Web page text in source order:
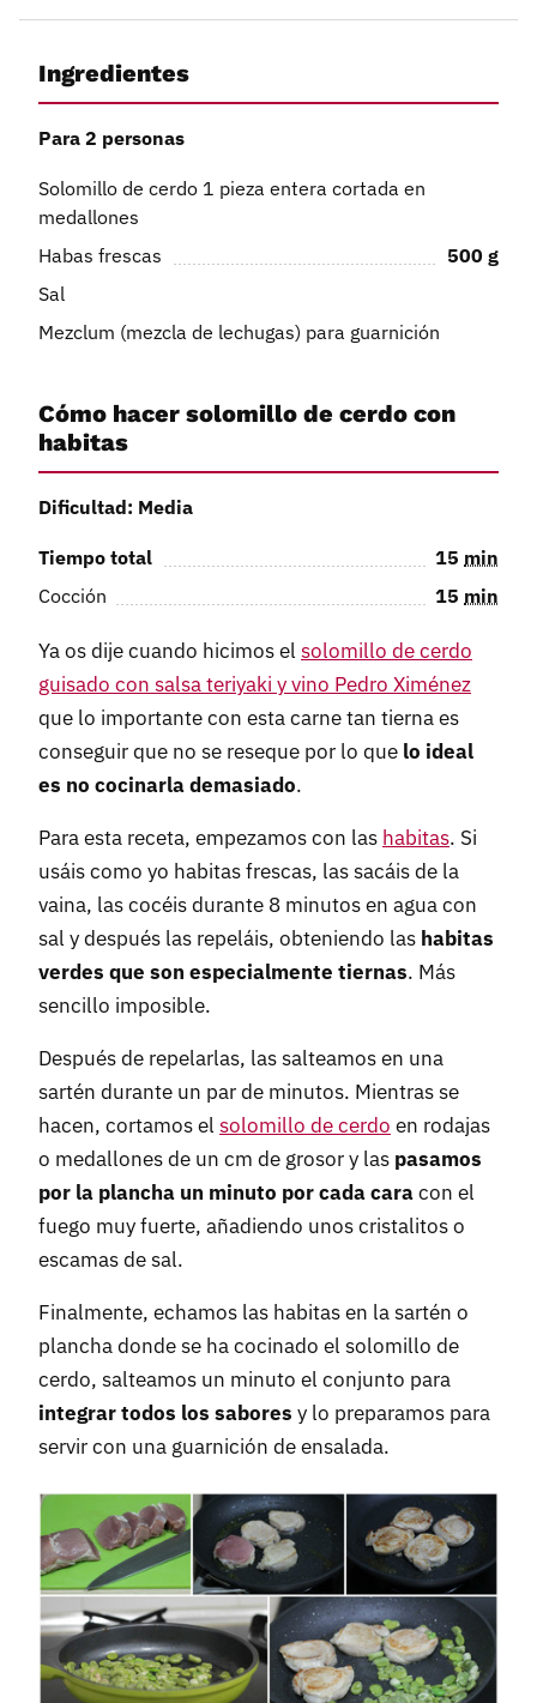
Ingredientes
Para 2 personas
Solomillo de cerdo 1 pieza entera cortada en
medallones
Habas frescas
500 g
Sal
Mezclum (mezcla de lechugas) para guarnición
Cómo hacer solomillo de cerdo con
habitas
Dificultad: Media
Tiempo total 15 min
Cocción
15 min
Ya os dije cuando hicimos el solomillo de cerdo
guisado con salsa teriyaki y vino Pedro Ximénez
que lo importante con esta carne tan tierna es
conseguir que no se reseque por lo que lo ideal
es no cocinarla demasiado.
Para esta receta, empezamos con las habitas. Si
usáis como yo habitas frescas, las sacáis de la
vaina, las cocéis durante 8 minutos en agua con
sal y después las repeláis, obteniendo las habitas
verdes que son especialmente tiernas. Más
sencillo imposible.
Después de repelarlas, las salteamos en una
sartén durante un par de minutos. Mientras se
hacen, cortamos el solomillo de cerdo en rodajas
o medallones de un cm de grosor y las pasamos
por la plancha un minuto por cada caracon el
fuego muy fuerte, añadiendo unos cristalitos o
escamas de sal.
Finalmente, echamos las habitas en la sartén o
plancha donde se ha cocinado el solomillo de
cerdo, salteamos un minuto el conjunto para
integrar todos los sabores y lo preparamos para
servir con una guarnición de ensalada.